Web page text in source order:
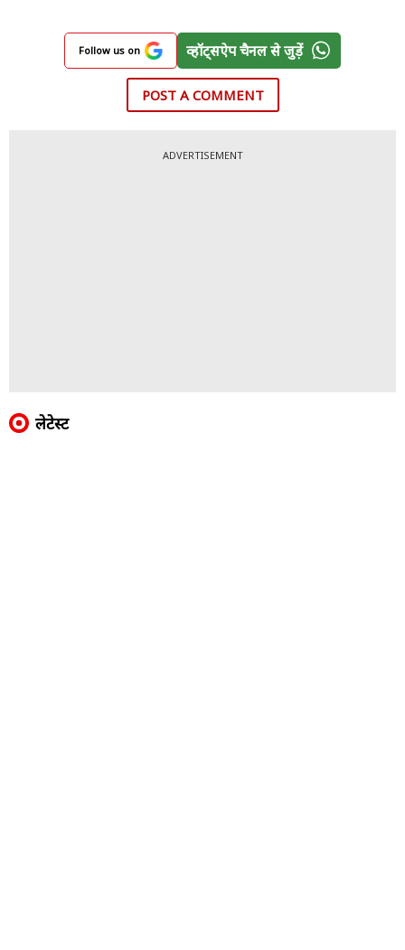
Follow us on व्हॉट्सऐप चैनल से जुड़ें
POST A COMMENT
ADVERTISEMENT
लेटेस्ट